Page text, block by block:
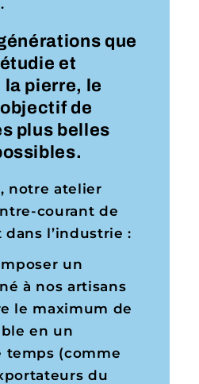
que
et
la pierre, le
de
plus belles
notre atelier
courant de
l’industrie :
un
à nos artisans
le maximum de
en un
temps (comme
du